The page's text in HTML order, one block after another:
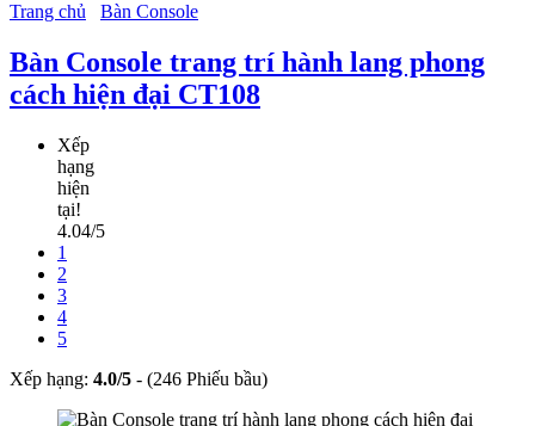
Trang chủ
Bàn Console
Bàn Console trang trí hành lang phong
cách hiện đại CT108
Xếp
hạng
hiện
tại!
4.04/5
1
2
3
4
5
Xếp hạng: 4.0/5 - (246 Phiếu bầu)